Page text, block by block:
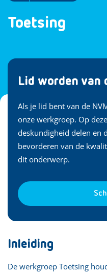
Toetsing
Lid worden van
Als je lid bent van de
onze werkgroep. Op
deskundigheid delen en
bevorderen van de
dit onderwerp.
Inleiding
De werkgroep Toetsing